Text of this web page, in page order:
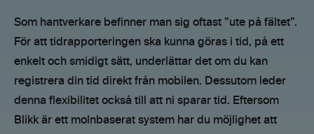
Som hantverkare befinner man sig oftast ”ute på fältet”.
För att tidrapporteringen ska kunna göras i tid, på ett
enkelt och smidigt sätt, underlättar det om du kan
registrera din tid direkt från mobilen. Dessutom leder
denna flexibilitet också till att ni sparar tid. Eftersom
Blikk är ett molnbaserat system har du möjlighet att